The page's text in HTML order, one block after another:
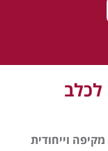
לכלב
וייחודית